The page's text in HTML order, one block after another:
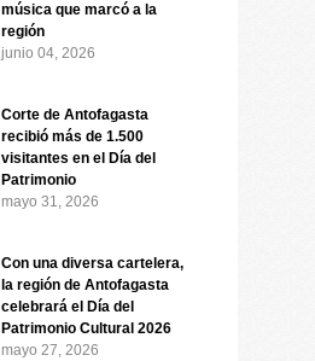
música que marcó a la
región
junio 04, 2026
Corte de Antofagasta
recibió más de 1.500
visitantes en el Día del
Patrimonio
mayo 31, 2026
Con una diversa cartelera,
la región de Antofagasta
celebrará el Día del
Patrimonio Cultural 2026
mayo 27, 2026